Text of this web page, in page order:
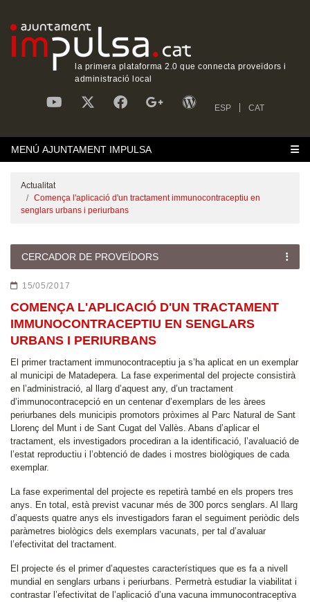
la primera plataforma 2.0 que connecta proveïdors i
administració local
ESP CAT
MENÚ AJUNTAMENT IMPULSA
Actualitat
Comença l'aplicació d'un tractament immunocontraceptiu en
senglars urbans i periurbans
CERCADOR DE PROVEÏDORS
15/05/2017
COMENÇA L'APLICACIÓ D'UN TRACTAMENT
IMMUNOCONTRACEPTIU EN SENGLARS
URBANS I PERIURBANS
El primer tractament immunocontraceptiu ja s’ha aplicat en un exemplar
al municipi de Matadepera. La fase experimental del projecte consistirà
en l’administració, al llarg d’aquest any, d’un tractament
d’immunocontracepció en un centenar d’exemplars de les àrees
periurbanes dels municipis promotors pròximes al Parc Natural de Sant
Llorenç del Munt i de Sant Cugat del Vallès. Abans d’aplicar el
tractament, els investigadors procediran a la identificació, l’avaluació de
l’estat reproductiu i l’obtenció de dades i mostres biològiques de cada
exemplar.
La fase experimental del projecte es repetirà també en els propers tres
anys. En total, està previst vacunar més de 300 porcs senglars. Al llarg
d’aquests quatre anys els investigadors faran el seguiment periòdic dels
paràmetres biològics dels exemplars vacunats, per tal d’avaluar
l’efectivitat del tractament.
El projecte és el primer d’aquestes característiques que es fa a nivell
mundial en senglars urbans i periurbans. Permetrà estudiar la viabilitat i
contrastar l’efectivitat de l’aplicació d’una vacuna immunocontraceptiva